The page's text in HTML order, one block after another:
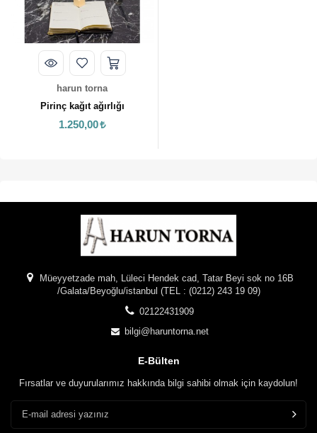
TEPSİ / KÜRE
harun torna
Pirinç kağıt ağırlığı
1.250,00
Müeyyetzade mah, Lüleci Hendek cad, Tatar Beyi sok no 16B
/Galata/Beyoğlu/istanbul (TEL : (0212) 243 19 09)
02122431909
bilgi@haruntorna.net
E-Bülten
Fırsatlar ve duyurularımız hakkında bilgi sahibi olmak için kaydolun!